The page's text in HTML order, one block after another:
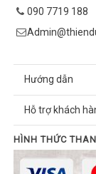
090 7719 188
Hướng dẫn
Hỗ trợ khách
HÌNH THỨC